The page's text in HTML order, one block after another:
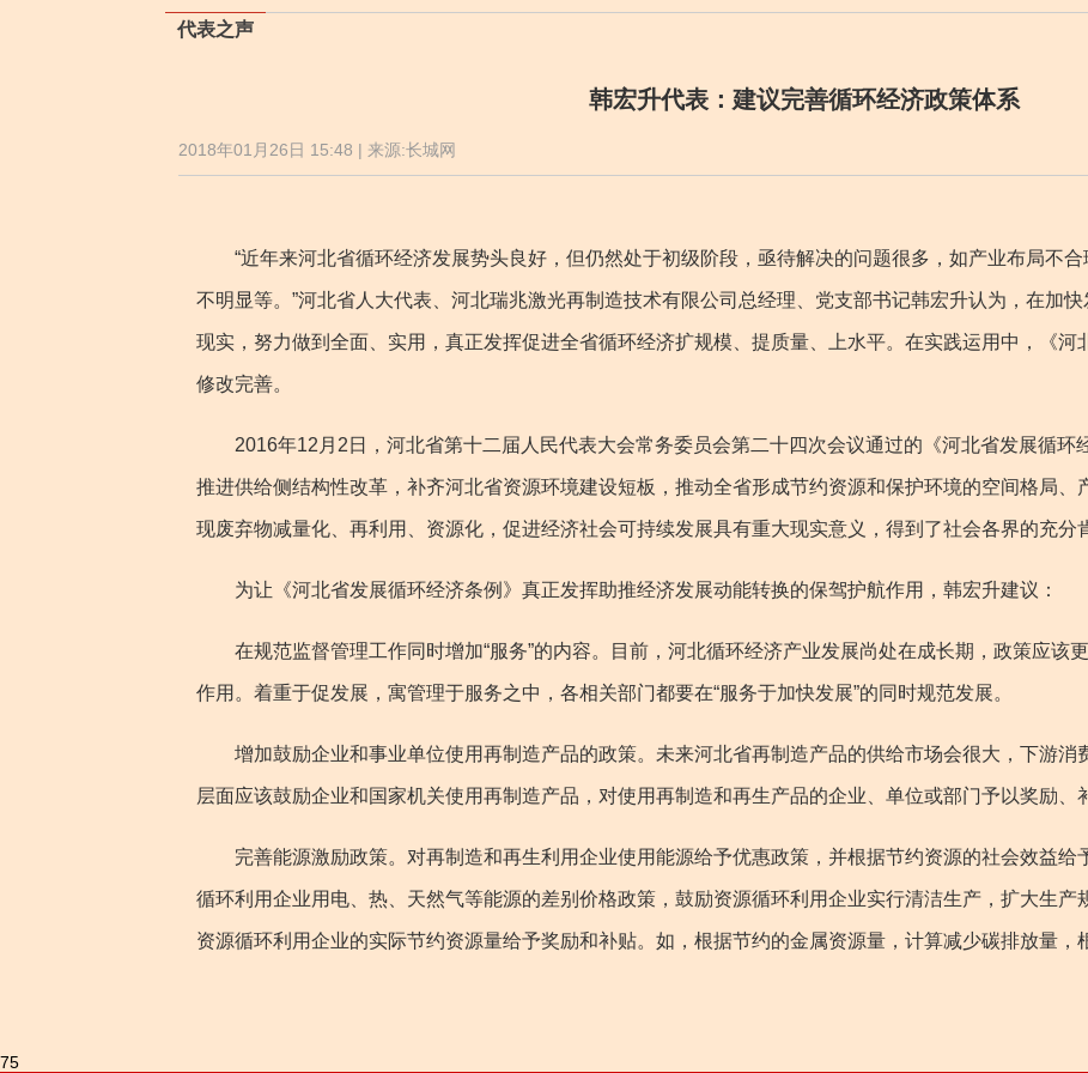
代表之声
韩宏升代表：建议完善循环经济政策体系
2018年01月26日 15:48 | 来源:长城网
“近年来河北省循环经济发展势头良好，但仍然处于初级阶段，亟待解决的问题很多，如产业布局不合
不明显等。”河北省人大代表、河北瑞兆激光再制造技术有限公司总经理、党支部书记韩宏升认为，在加
现实，努力做到全面、实用，真正发挥促进全省循环经济扩规模、提质量、上水平。在实践运用中，《
修改完善。
2016年12月2日，河北省第十二届人民代表大会常务委员会第二十四次会议通过的《河北省发展循环
推进供给侧结构性改革，补齐河北省资源环境建设短板，推动全省形成节约资源和保护环境的空间格局
现废弃物减量化、再利用、资源化，促进经济社会可持续发展具有重大现实意义，得到了社会各界的充分
为让《河北省发展循环经济条例》真正发挥助推经济发展动能转换的保驾护航作用，韩宏升建议：
在规范监督管理工作同时增加“服务”的内容。目前，河北循环经济产业发展尚处在成长期，政策应该
作用。着重于促发展，寓管理于服务之中，各相关部门都要在“服务于加快发展”的同时规范发展。
增加鼓励企业和事业单位使用再制造产品的政策。未来河北省再制造产品的供给市场会很大，下游消
层面应该鼓励企业和国家机关使用再制造产品，对使用再制造和再生产品的企业、单位或部门予以奖励、
完善能源激励政策。对再制造和再生利用企业使用能源给予优惠政策，并根据节约资源的社会效益给
循环利用企业用电、热、天然气等能源的差别价格政策，鼓励资源循环利用企业实行清洁生产，扩大生
资源循环利用企业的实际节约资源量给予奖励和补贴。如，根据节约的金属资源量，计算减少碳排放量，
75